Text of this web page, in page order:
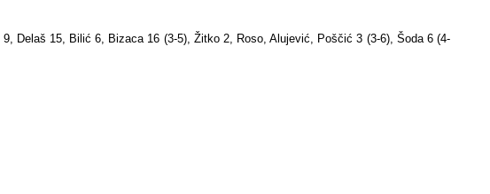
Delaš 15, Bilić 6, Bizaca 16 (3-5), Žitko 2, Roso, Alujević, Poščić 3 (3-6), Šoda 6 (4-